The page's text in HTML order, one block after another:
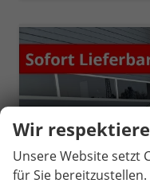
Wir
Unsere Website setzt
für Sie